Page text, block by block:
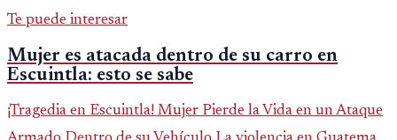
Te puede interesar
Mujer es atacada dentro de su carro en
Escuintla: esto se sabe
¡Tragedia en Escuintla! Mujer Pierde la Vida en un Ataque